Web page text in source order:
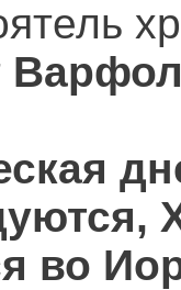
во